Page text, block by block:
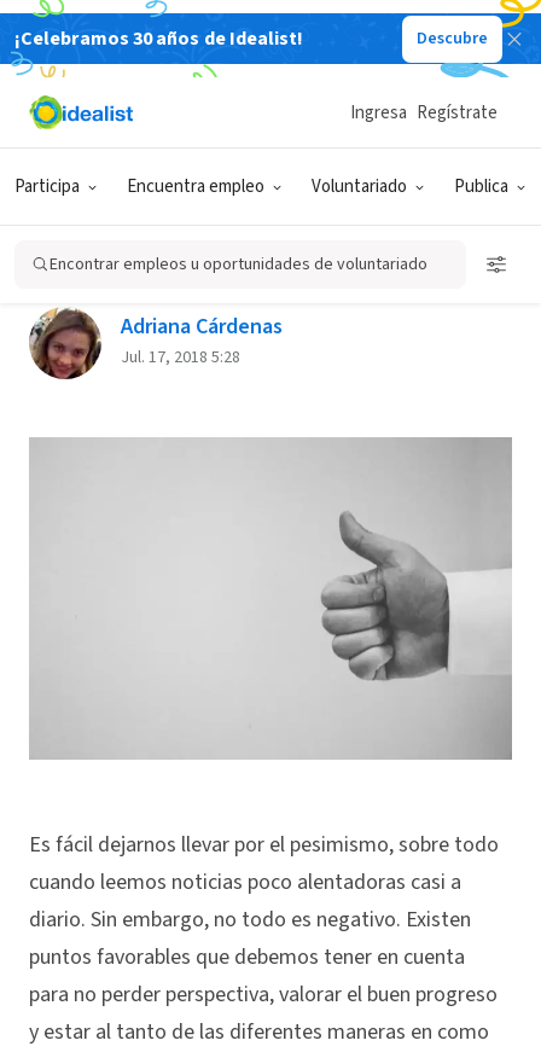
¡Celebramos 30 años de Idealist! Descubre
Participa Encuentra empleo Voluntariado Publica
Ingresa Regístrate
Encontrar empleos u oportunidades de voluntariado
Back
3 razones por las que estamos
cambiando en positivo
Adriana Cárdenas
Jul. 17, 2018 5:28
Es fácil dejarnos llevar por el pesimismo, sobre todo
cuando leemos noticias poco alentadoras casi a
diario. Sin embargo, no todo es negativo. Existen
puntos favorables que debemos tener en cuenta
para no perder perspectiva, valorar el buen progreso
y estar al tanto de las diferentes maneras en como